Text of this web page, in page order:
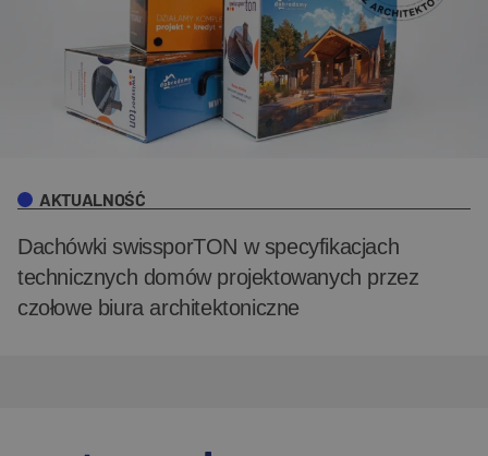
AKTUALNOŚĆ
Dachówki swissporTON w specyfikacjach
technicznych domów projektowanych przez
czołowe biura architektoniczne